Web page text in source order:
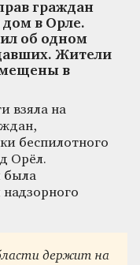
граждан
в Орле.
об одном
Жители
в
взяла на
беспилотного
Орёл.
была
надзорного
держит на